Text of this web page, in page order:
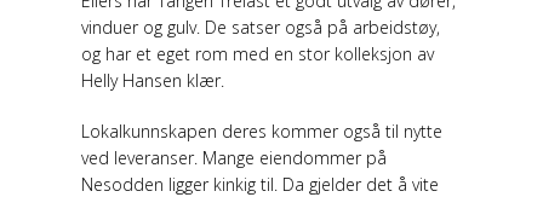
vinduer og gulv. De satser også på arbeidstøy,
og har et eget rom med en stor kolleksjon av
Helly Hansen klær.
Lokalkunnskapen deres kommer også til nytte
ved leveranser. Mange eiendommer på
Nesodden ligger kinkig til. Da gjelder det å vite